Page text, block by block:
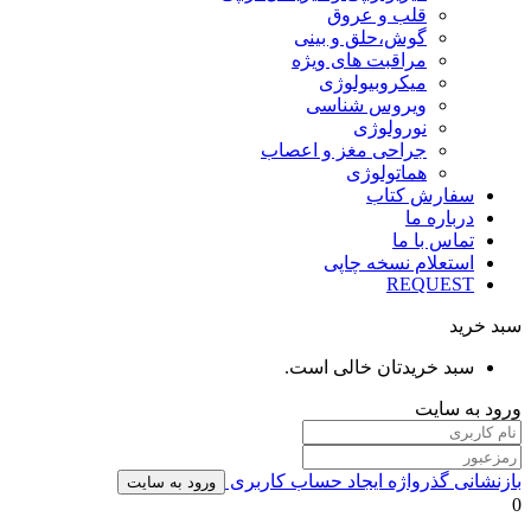
قلب و عروق
گوش،حلق و بینی
مراقبت های ویژه
میکروبیولوژی
ویروس شناسی
نورولوژی
جراحی مغز و اعصاب
هماتولوژی
سفارش کتاب
درباره ما
تماس با ما
استعلام نسخه چاپی
REQUEST
سبد خرید
سبد خریدتان خالی است.
ورود به سایت
بازنشانی گذرواژه ایجاد حساب کاربری ورود به سایت
0